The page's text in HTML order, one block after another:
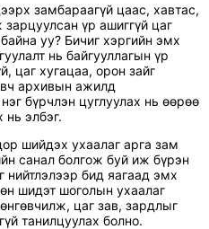
замбараагүй цаас, хавтас,
үр ашиггүй цаг
уу? Бичиг хэргийн эмх
нь байгууллагын үр
цаг хугацаа, орон зайг
архивын ажилд
бүрчлэн цуглуулах нь өөрөө
нь элбэг.
шийдэх ухаалаг арга зам
санал болгож буй иж бүрэн
нийтлэлээр бид яагаад эмх
шидэт шоголын ухаалаг
цаг зав, зардлыг
танилцуулах болно.